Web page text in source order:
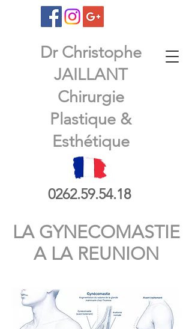
Dr Christophe
JAILLANT
Chirurgie
Plastique &
Esthétique
0262.59.54.18
LA GYNECOMASTIE
A LA REUNION